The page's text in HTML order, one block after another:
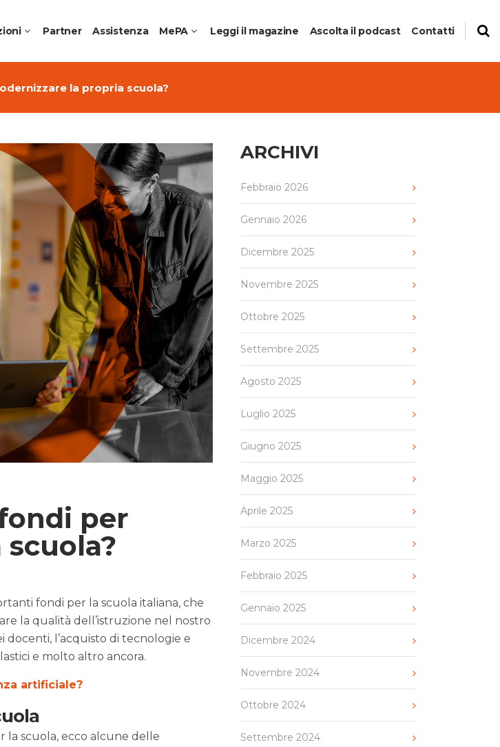
Ambienti di apprendimento
Laboratori Professionalizzanti del
futuro
Creative Schools
Jamf Education
Partner Assistenza MePA Leggi il magazine Ascolta il podcast Contatti
la propria scuola?
per
fondi per la scuola italiana, che
la qualità dell’istruzione nel nostro
docenti, l’acquisto di tecnologie e
e molto altro ancora.
artificiale?
scuola, ecco alcune delle
ARCHIVI
Febbraio 2026
Gennaio 2026
Dicembre 2025
Novembre 2025
Ottobre 2025
Settembre 2025
Agosto 2025
Luglio 2025
Giugno 2025
Maggio 2025
Aprile 2025
Marzo 2025
Febbraio 2025
Gennaio 2025
Dicembre 2024
Novembre 2024
Ottobre 2024
Settembre 2024